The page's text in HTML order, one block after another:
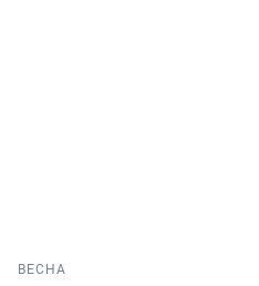
ВЕСНА